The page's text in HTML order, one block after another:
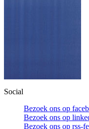
Social
Bezoek ons op
Bezoek ons op
Bezoek ons op rss-